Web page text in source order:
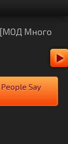
[МОД Много
Say